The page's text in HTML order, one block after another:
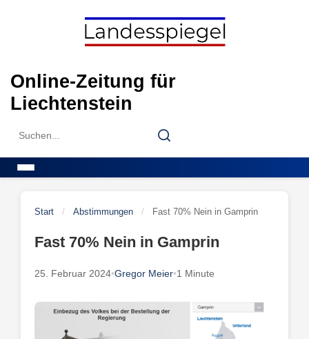
Online-Zeitung für
Liechtenstein
Search
Search
Start / Abstimmungen / Fast 70% Nein in Gamprin
Fast 70% Nein in Gamprin
25. Februar 2024•Gregor Meier•1 Minute